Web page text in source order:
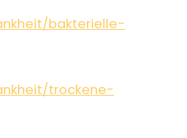
bakterielle-
trockene-